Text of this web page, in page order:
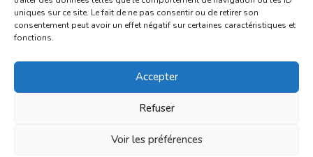
uniques sur ce site. Le fait de ne pas consentir ou de retirer son
consentement peut avoir un effet négatif sur certaines caractéristiques et
fonctions.
Accepter
Refuser
Voir les préférences
du 18 au 25 septembre :
du 25 au 28 septembre :
Du 28 septembre au 1er